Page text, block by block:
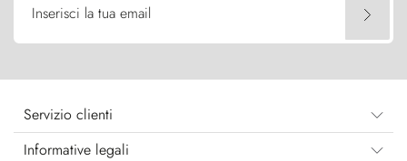
Inserisci la tua email
Servizio clienti
Informative legali